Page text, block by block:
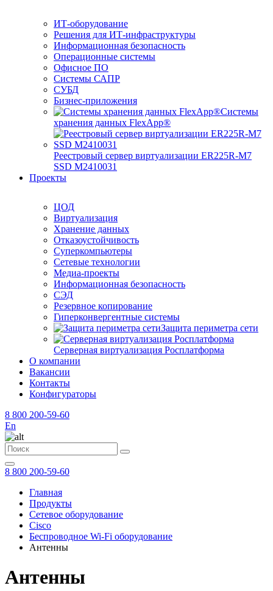
ИТ-оборудование
Решения для ИТ-инфраструктуры
Информационная безопасность
Операционные системы
Офисное ПО
Системы САПР
СУБД
Бизнес-приложения
Системы
хранения данных FlexApp®
Реестровый сервер виртуализации ER225R-M7
SSD М2410031
Проекты
ЦОД
Виртуализация
Хранение данных
Отказоустойчивость
Суперкомпьютеры
Сетевые технологии
Медиа-проекты
Информационная безопасность
СЭД
Резервное копирование
Гиперконвергентные системы
Защита периметра сети
Серверная виртуализация Росплатформа
О компании
Вакансии
Контакты
Конфигураторы
8 800 200-59-60
En
8 800 200-59-60
Главная
Продукты
Сетевое оборудование
Cisco
Беспроводное Wi-Fi оборудование
Антенны
Антенны